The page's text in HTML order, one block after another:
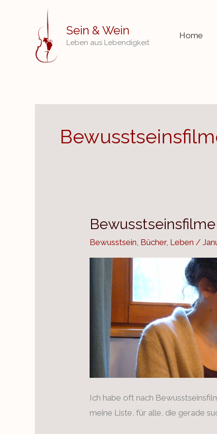
Sein & Wein
Leben aus Lebendigkeit
Home
Bewusstsein Bücher, Leben /
Ich habe oft nach
meine Liste, für alle, die gerade
Bewusstseinsfilme
bücher